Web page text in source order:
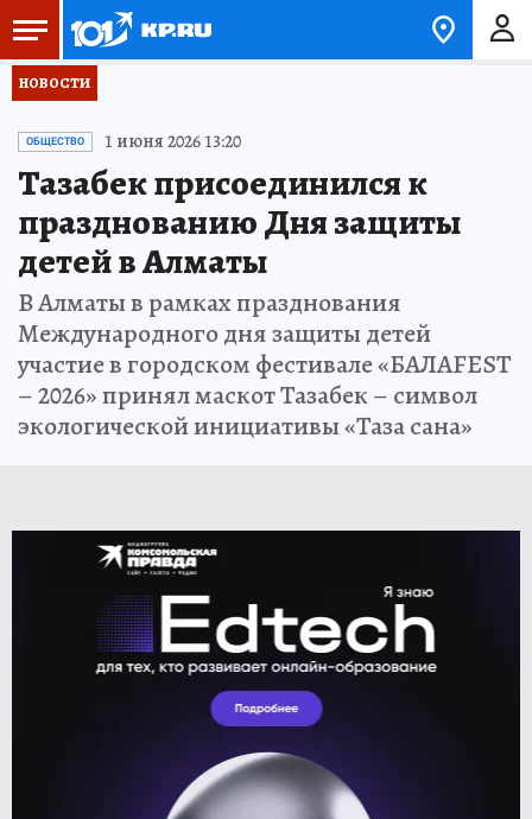
НОВОСТИ
ОБЩЕСТВО 1 июня 2026 13:20
Тазабек присоединился к
празднованию Дня защиты
детей в Алматы
В Алматы в рамках празднования
Международного дня защиты детей
участие в городском фестивале «БАЛАFEST
– 2026» принял маскот Тазабек – символ
экологической инициативы «Таза сана»